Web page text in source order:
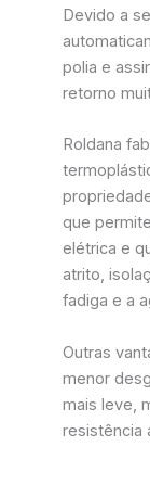
Devido a
polia e
retorno
Roldana
que
elétrica e
atrito,
fadiga e a
Outras
menor
mais leve,
resistência